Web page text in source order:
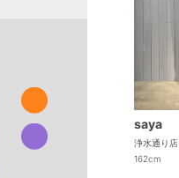
saya
浄水通り店
162cm